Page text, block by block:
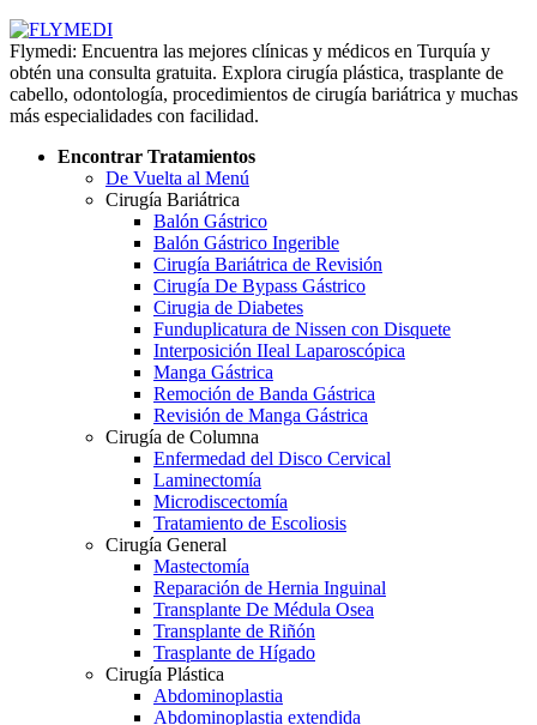
Flymedi: Encuentra las mejores clínicas y médicos en Turquía y
obtén una consulta gratuita. Explora cirugía plástica, trasplante de
cabello, odontología, procedimientos de cirugía bariátrica y muchas
más especialidades con facilidad.
Encontrar Tratamientos
De Vuelta al Menú
Cirugía Bariátrica
Balón Gástrico
Balón Gástrico Ingerible
Cirugía Bariátrica de Revisión
Cirugía De Bypass Gástrico
Cirugia de Diabetes
Funduplicatura de Nissen con Disquete
Interposición IIeal Laparoscópica
Manga Gástrica
Remoción de Banda Gástrica
Revisión de Manga Gástrica
Cirugía de Columna
Enfermedad del Disco Cervical
Laminectomía
Microdiscectomía
Tratamiento de Escoliosis
Cirugía General
Mastectomía
Reparación de Hernia Inguinal
Transplante De Médula Osea
Transplante de Riñón
Trasplante de Hígado
Cirugía Plástica
Abdominoplastia
Abdominoplastia extendida